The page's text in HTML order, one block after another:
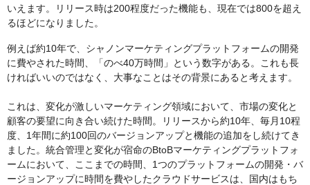
いえます。リリース時は200程度だった機能も、現在では800を超え
るほどになりました。
例えば約10年で、シャノンマーケティングプラットフォームの開発
に費やされた時間、「のべ40万時間」という数字がある。これも長
ければいいのではなく、大事なことはその背景にあると考えます。
これは、変化が激しいマーケティング領域において、市場の変化と
顧客の要望に向き合い続けた時間。リリースから約10年、毎月10程
度、1年間に約100回のバージョンアップと機能の追加をし続けてき
ました。統合管理と変化が宿命のBtoBマーケティングプラットフォ
ームにおいて、ここまでの時間、1つのプラットフォームの開発・バ
ージョンアップに時間を費やしたクラウドサービスは、国内はもち